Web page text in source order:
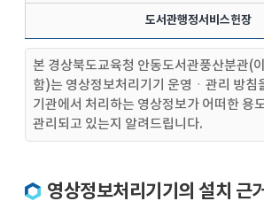
도서관행정서비스헌장
본 경상북도교육청 안동도서관풍산분관(
함)는 영상정보처리기기 운영ㆍ관리 방침
기관에서 처리하는 영상정보가 어떠한 용
관리되고 있는지 알려드립니다.
영상정보처리기기의 설치 근